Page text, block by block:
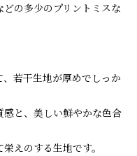
の多少のプリントミスな
若干生地が厚めでしっか
と、美しい鮮やかな色合
えのする生地です。